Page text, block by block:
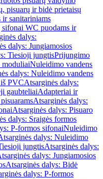
pisuarų ir bidė prietaisų
sanitariniams
WC puodams ir
dalys:
dalys: Jungiamosios
Tiesioji jungtisPrijungimo
moduliaiNuleidimo vandens
dalys: Nuleidimo vandens
PVCAtsarginės dalys:
gaubteliaiAdapteriai ir
Atsarginės dalys:
Atsarginės dalys: Pisuaro
dalys: Sraigės formos
P-formos sifonaiNuleidimo
dalys: Nuleidimo
jungtisAtsarginės dalys:
dalys: Jungiamosios
Atsarginės dalys: Bidė
dalys: P-formos